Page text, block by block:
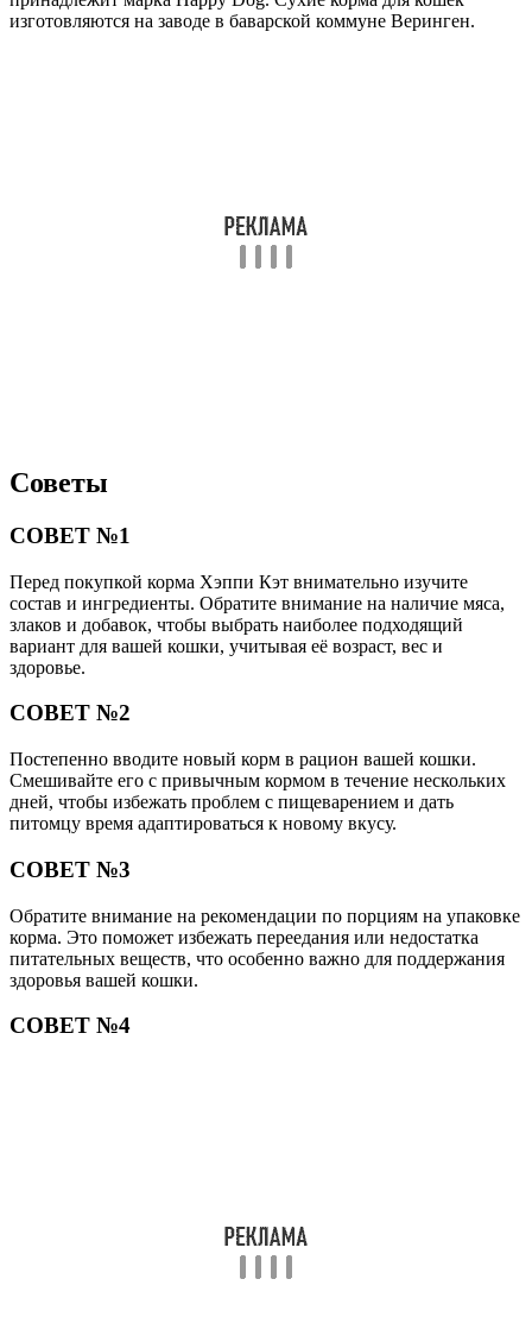
изготовляются на заводе в баварской коммуне Веринген.
Советы
СОВЕТ №1
Перед покупкой корма Хэппи Кэт внимательно изучите
состав и ингредиенты. Обратите внимание на наличие мяса,
злаков и добавок, чтобы выбрать наиболее подходящий
вариант для вашей кошки, учитывая её возраст, вес и
здоровье.
СОВЕТ №2
Постепенно вводите новый корм в рацион вашей кошки.
Смешивайте его с привычным кормом в течение нескольких
дней, чтобы избежать проблем с пищеварением и дать
питомцу время адаптироваться к новому вкусу.
СОВЕТ №3
Обратите внимание на рекомендации по порциям на упаковке
корма. Это поможет избежать переедания или недостатка
питательных веществ, что особенно важно для поддержания
здоровья вашей кошки.
СОВЕТ №4